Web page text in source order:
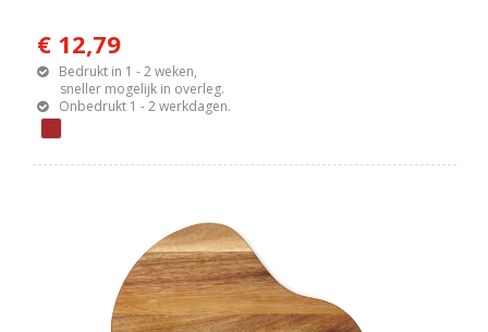
€ 12,79
Bedrukt in 1 - 2 weken,
sneller mogelijk in overleg.
Onbedrukt 1 - 2 werkdagen.